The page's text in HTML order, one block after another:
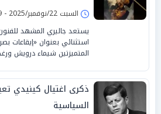
السبت 22/نوفمبر/2025 - 02:19 م
يستعد جاليري المشهد
استثنائي بعنوان «إيقاعات
المتميزتين شيماء درويش
ذكرى اغتيال كينيدي
السياسية